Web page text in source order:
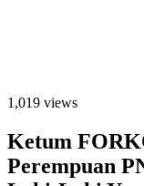
1,019 views
Ketum
Perempuan